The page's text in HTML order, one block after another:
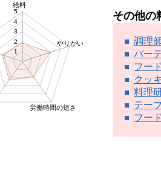
1
2
3
4
5
給料
やりがい
労働時間の短さ
その他の
調理
バー
フー
クッ
料理
テー
フー